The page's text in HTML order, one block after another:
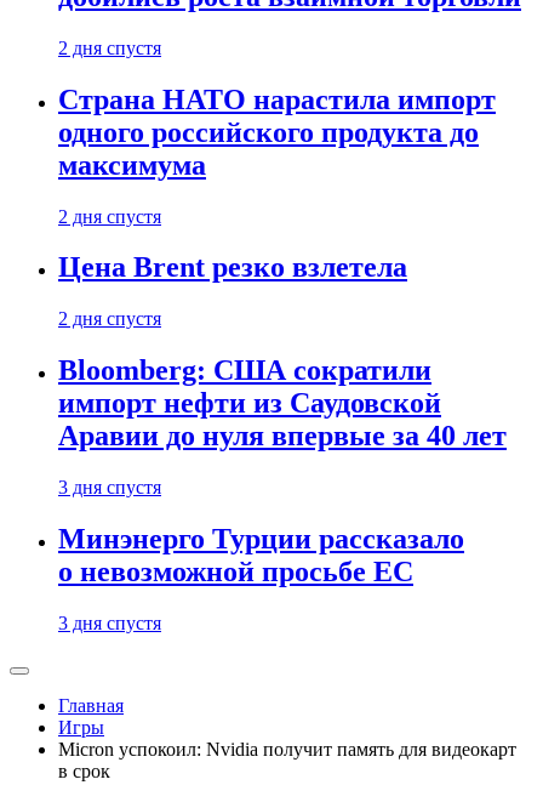
2 дня спустя
Страна НАТО нарастила импорт
одного российского продукта до
максимума
2 дня спустя
Цена Brent резко взлетела
2 дня спустя
Bloomberg: США сократили
импорт нефти из Саудовской
Аравии до нуля впервые за 40 лет
3 дня спустя
Минэнерго Турции рассказало
о невозможной просьбе ЕС
3 дня спустя
Главная
Игры
Micron успокоил: Nvidia получит память для видеокарт
в срок